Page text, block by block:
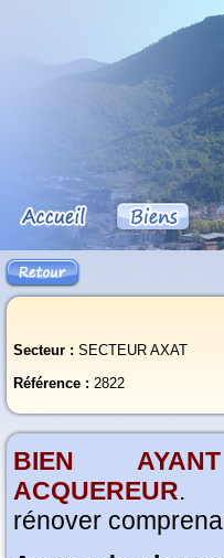
Secteur : SECTEUR AXAT
Référence : 2822
BIEN
ACQUEREUR.
rénover